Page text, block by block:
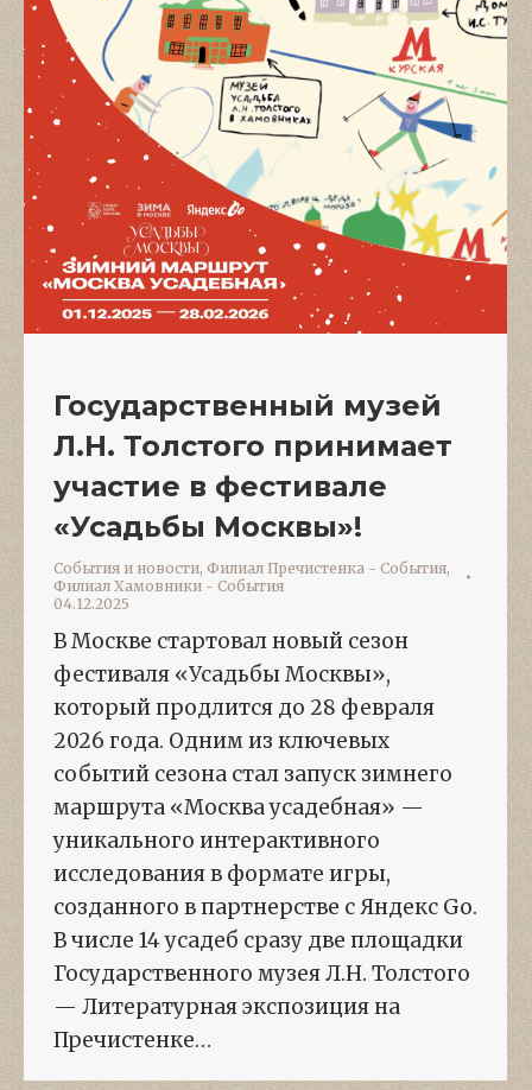
Государственный музей
Л.Н. Толстого принимает
участие в фестивале
«Усадьбы Москвы»!
События и новости, Филиал Пречистенка - События,
Филиал Хамовники - События
04.12.2025
В Москве стартовал новый сезон
фестиваля «Усадьбы Москвы»,
который продлится до 28 февраля
2026 года. Одним из ключевых
событий сезона стал запуск зимнего
маршрута «Москва усадебная» —
уникального интерактивного
исследования в формате игры,
созданного в партнерстве с Яндекс Go.
В числе 14 усадеб сразу две площадки
Государственного музея Л.Н. Толстого
— Литературная экспозиция на
Пречистенке…